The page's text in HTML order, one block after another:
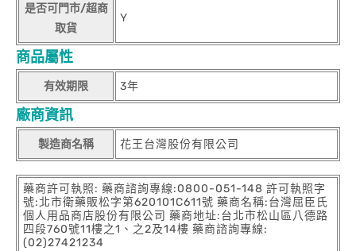
是否可門市/超商
取貨
Y
商品屬性
有效期限 3年
廠商資訊
製造商名稱 花王台灣股份有限公司
藥商許可執照: 藥商諮詢專線:0800-051-148 許可執照字
號:北市衛藥販松字第620101C611號 藥商名稱:台灣屈臣氏
個人用品商店股份有限公司 藥商地址:台北市松山區八德路
四段760號11樓之1、之2及14樓 藥商諮詢專線:
(02)27421234